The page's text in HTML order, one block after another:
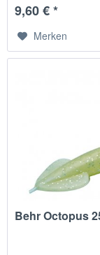
9,60 € *
Merken
Behr Octopus